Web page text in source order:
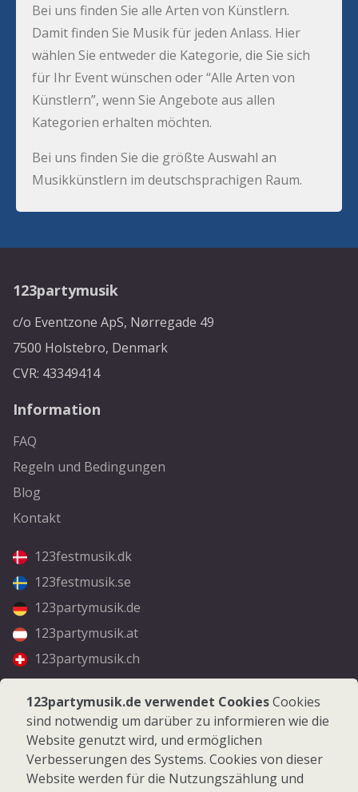
Bei uns finden Sie alle Arten von Künstlern.
Damit finden Sie Musik für jeden Anlass. Hier
wählen Sie entweder die Kategorie, die Sie sich
für Ihr Event wünschen oder “Alle Arten von
Künstlern”, wenn Sie Angebote aus allen
Kategorien erhalten möchten.
Bei uns finden Sie die größte Auswahl an
Musikkünstlern im deutschsprachigen Raum.
123partymusik
c/o Eventzone ApS, Nørregade 49
7500 Holstebro, Denmark
CVR: 43349414
Information
FAQ
Regeln und Bedingungen
Blog
Kontakt
123festmusik.dk
123festmusik.se
123partymusik.de
123partymusik.at
123partymusik.ch
Folgen Sie uns
Facebook
Instagram
123partymusik.de verwendet CookiesCookies
sind notwendig um darüber zu informieren wie die
Website genutzt wird, und ermöglichen
Verbesserungen des Systems. Cookies von dieser
Website werden für die Nutzungszählung und